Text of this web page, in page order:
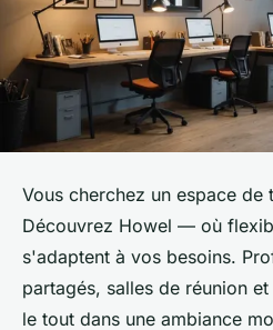
Vous cherchez un espace de
Découvrez Howel — où
s'adaptent à vos besoins.
partagés, salles de réunion
le tout dans une ambiance